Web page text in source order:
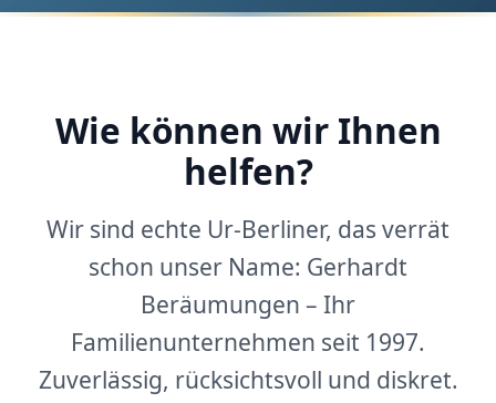
Wie können wir Ihnen
helfen?
Wir sind echte Ur-Berliner, das verrät
schon unser Name: Gerhardt
Beräumungen – Ihr
Familienunternehmen seit 1997.
Zuverlässig, rücksichtsvoll und diskret.